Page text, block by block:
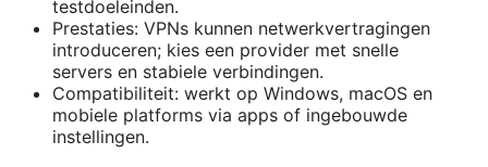
testdoeleinden.
Prestaties: VPNs kunnen netwerkvertragingen
introduceren; kies een provider met snelle
servers en stabiele verbindingen.
Compatibiliteit: werkt op Windows, macOS en
mobiele platforms via apps of ingebouwde
instellingen.